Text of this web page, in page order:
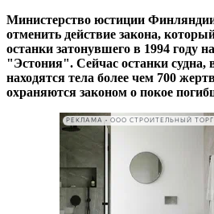
Министерство юстиции
отменить действие закона,
останки затонувшего в 1994 году
"Эстония". Сейчас останки судна,
находятся тела более чем 700
охраняются законом о покое